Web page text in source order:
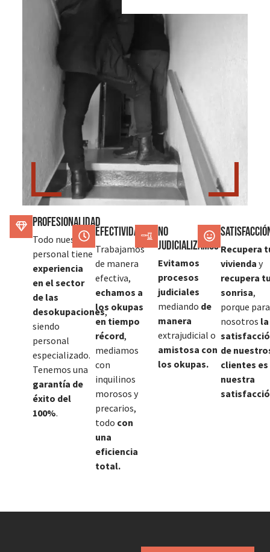
Profesionalidad
Todo nuestro
personal tiene
experiencia
en el sector
de las
desokupaciones,
siendo
personal
especializado.
Tenemos una
garantía de
éxito del
100%.
Efectividad
Trabajamos
de manera
efectiva,
echamos a
los okupas
en tiempo
récord,
mediamos
con
inquilinos
morosos y
precarios,
todo con
una
eficiencia
total.
No
judicializamos
Evitamos
procesos
judiciales
mediando de
manera
extrajudicial o
amistosa con
los okupas.
Recupera
vivienda y
recupera
sonrisa,
porque para
nosotros la
de
clientes es
nuestra